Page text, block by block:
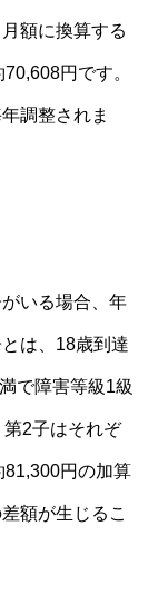
額に換算する
円です。
調整されま
いる場合、年
は、18歳到達
で障害等級1級
2子はそれぞ
円の加算
額が生じるこ